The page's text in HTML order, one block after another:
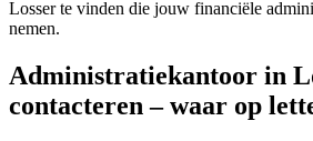
Losser te vinden die jouw financiële
nemen.
Administratiekantoor in
contacteren – waar op